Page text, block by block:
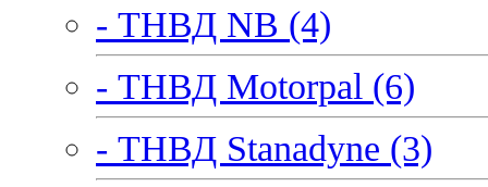
- ТНВД NB (4)
- ТНВД Motorpal (6)
- ТНВД Stanadyne (3)